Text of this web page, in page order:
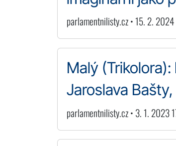
parlamentnilisty.cz • 15. 2.
Malý
Jaroslava
parlamentnilisty.cz • 3. 1. 2023